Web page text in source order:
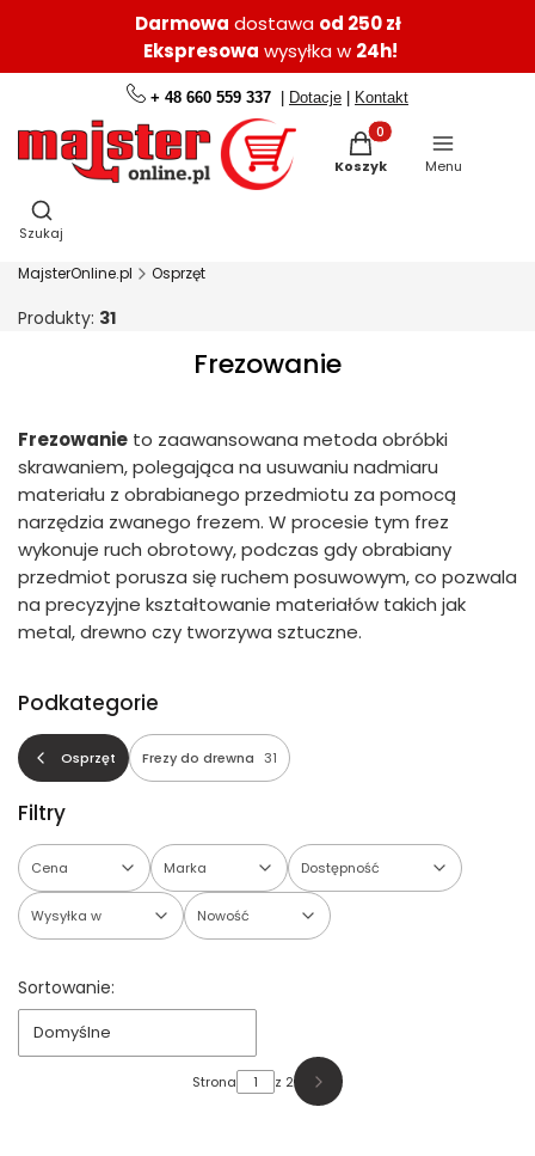
Darmowa dostawa od 250 zł
Ekspresowa wysyłka w 24h!
+ 48 660 559 337 | Dotacje | Kontakt
Produkty w koszyku:
Koszyk Menu
Otwórz wyszukiwarkę
Szukaj
MajsterOnline.pl Osprzęt
Produkty: 31
Frezowanie
Frezowanie to zaawansowana metoda obróbki
skrawaniem, polegająca na usuwaniu nadmiaru
materiału z obrabianego przedmiotu za pomocą
narzędzia zwanego frezem. W procesie tym frez
wykonuje ruch obrotowy, podczas gdy obrabiany
przedmiot porusza się ruchem posuwowym, co pozwala
na precyzyjne kształtowanie materiałów takich jak
metal, drewno czy tworzywa sztuczne.
Podkategorie
Osprzęt Frezy do drewna 31
Filtry
Cena Marka Dostępność
Wysyłka w Nowość
Lista produktów
Sortowanie:
Domyślne
Strona z 2 Następne produkty